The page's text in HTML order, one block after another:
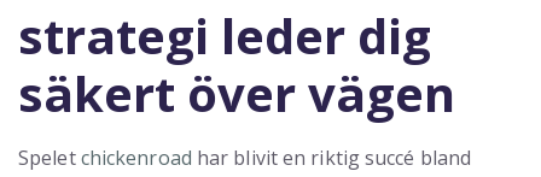
strategi leder dig
säkert över vägen
Speletchickenroad har blivit en riktig succé bland